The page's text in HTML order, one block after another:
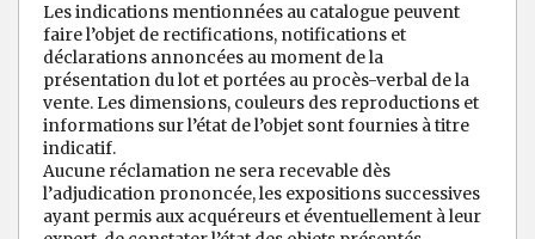
Les indications mentionnées au catalogue peuvent
faire l’objet de rectifications, notifications et
déclarations annoncées au moment de la
présentation du lot et portées au procès-verbal de la
vente. Les dimensions, couleurs des reproductions et
informations sur l’état de l’objet sont fournies à titre
indicatif.
Aucune réclamation ne sera recevable dès
l’adjudication prononcée, les expositions successives
ayant permis aux acquéreurs et éventuellement à leur